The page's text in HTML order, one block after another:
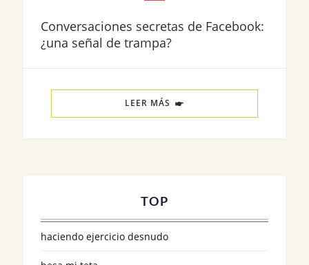
Conversaciones secretas de Facebook:
¿una señal de trampa?
LEER MÁS
TOP
haciendo ejercicio desnudo